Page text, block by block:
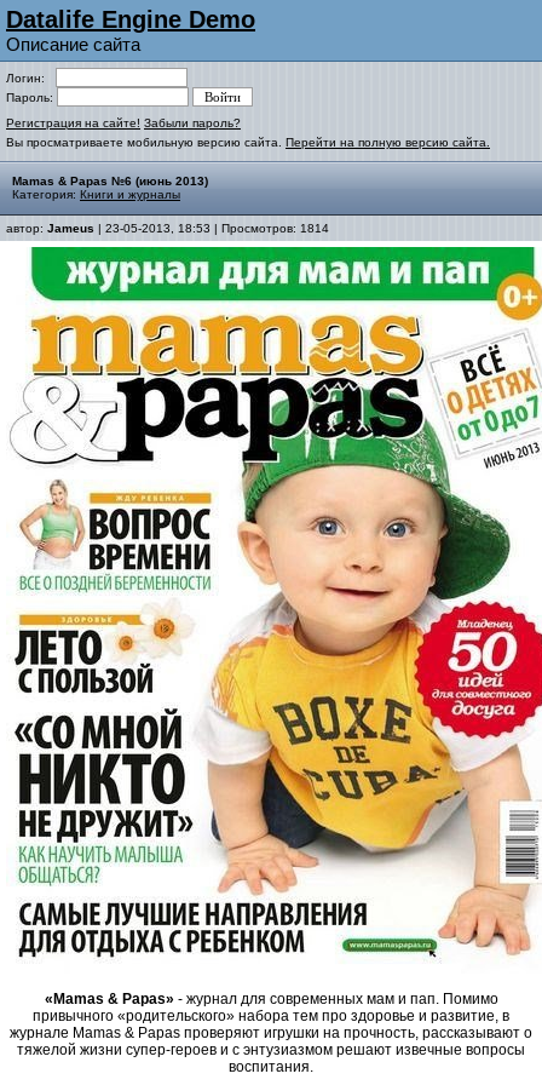
Datalife Engine Demo
Описание сайта
Логин:
Пароль:
Регистрация на сайте! Забыли пароль?
Вы просматриваете мобильную версию сайта. Перейти на полную версию сайта.
Mamas & Papas №6 (июнь 2013)
Категория: Книги и журналы
автор: Jameus | 23-05-2013, 18:53 | Просмотров: 1814
«Mamas & Papas» - журнал для современных мам и пап. Помимо
привычного «родительского» набора тем про здоровье и развитие, в
журнале Mamas & Papas проверяют игрушки на прочность, рассказывают о
тяжелой жизни супер-героев и с энтузиазмом решают извечные вопросы
воспитания.